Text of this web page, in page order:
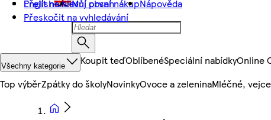
Přejít na hlavní obsah
Přeskočit na vyhledávání
English Můj první nákupNápověda
Všechny kategorie Koupit teďOblíbenéSpeciální nabídkyOnline
Top výběrZpátky do školyNovinkyOvoce a zeleninaMléčné,